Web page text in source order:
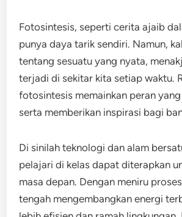
Fotosintesis, seperti cerita ajaib
punya daya tarik sendiri. Namun,
tentang sesuatu yang nyata,
terjadi di sekitar kita setiap waktu.
fotosintesis memainkan peran
serta memberikan inspirasi bagi
Di sinilah teknologi dan alam
pelajari di kelas dapat diterapkan
masa depan. Dengan meniru
tengah mengembangkan energi